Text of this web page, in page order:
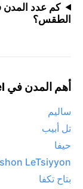
كم عدد المدن
الطقس؟
أهم المدن في Israel
ساليم
تل أبيب
حيفا
LeTsiyyon
بتاح تكفا